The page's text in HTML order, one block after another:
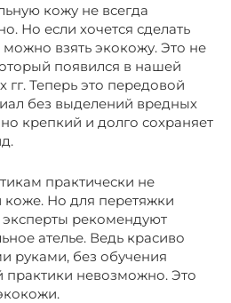
кожу не всегда
Но если хочется сделать
можно взять экокожу. Это не
появился в нашей
гг. Теперь это передовой
без выделений вредных
крепкий и долго сохраняет
практически не
коже. Но для перетяжки
рекомендуют
ателье. Ведь красиво
руками, без обучения
практики невозможно. Это